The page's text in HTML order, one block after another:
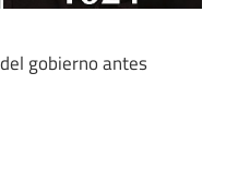
gobierno antes